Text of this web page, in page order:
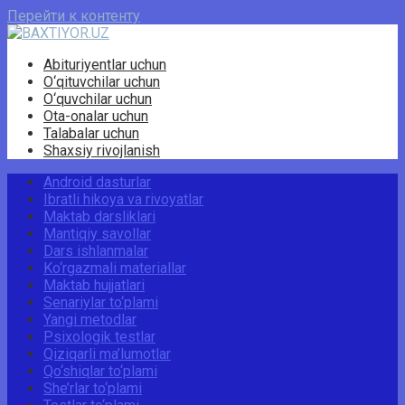
Перейти к контенту
Abituriyentlar uchun
O‘qituvchilar uchun
O‘quvchilar uchun
Ota-onalar uchun
Talabalar uchun
Shaxsiy rivojlanish
Android dasturlar
Ibratli hikoya va rivoyatlar
Maktab darsliklari
Mantiqiy savollar
Dars ishlanmalar
Ko‘rgazmali materiallar
Maktab hujjatlari
Senariylar to‘plami
Yangi metodlar
Psixologik testlar
Qiziqarli ma’lumotlar
Qo‘shiqlar to‘plami
She’rlar to‘plami